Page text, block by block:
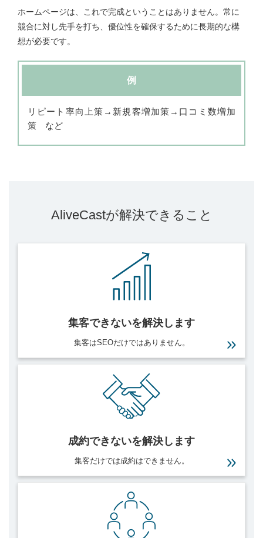
ホームページは、これで完成ということはありません。常に
競合に対し先手を打ち、優位性を確保するために長期的な構
想が必要です。
例
リピート率向上策→新規客増加策→口コミ数増加
策 など
AliveCastが解決できること
集客できないを解決します
集客はSEOだけではありません。
成約できないを解決します
集客だけでは成約はできません。